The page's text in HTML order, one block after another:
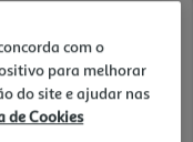
com o
para melhorar
do site e ajudar nas
de Cookies